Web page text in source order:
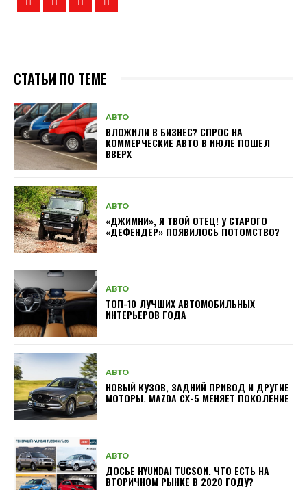
СТАТЬИ ПО ТЕМЕ
АВТО
ВЛОЖИЛИ В БИЗНЕС? СПРОС НА
КОММЕРЧЕСКИЕ АВТО В ИЮЛЕ ПОШЕЛ
ВВЕРХ
АВТО
«ДЖИМНИ», Я ТВОЙ ОТЕЦ! У СТАРОГО
«ДЕФЕНДЕР» ПОЯВИЛОСЬ ПОТОМСТВО?
АВТО
ТОП-10 ЛУЧШИХ АВТОМОБИЛЬНЫХ
ИНТЕРЬЕРОВ ГОДА
АВТО
НОВЫЙ КУЗОВ, ЗАДНИЙ ПРИВОД И ДРУГИЕ
МОТОРЫ. MAZDA CX-5 МЕНЯЕТ ПОКОЛЕНИЕ
АВТО
ДОСЬЕ HYUNDAI TUCSON. ЧТО ЕСТЬ НА
ВТОРИЧНОМ РЫНКЕ В 2020 ГОДУ?